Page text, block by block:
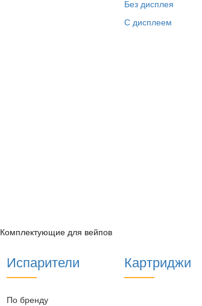
Без дисплея
С дисплеем
Комплектующие для вейпов
Испарители Картриджи
По бренду